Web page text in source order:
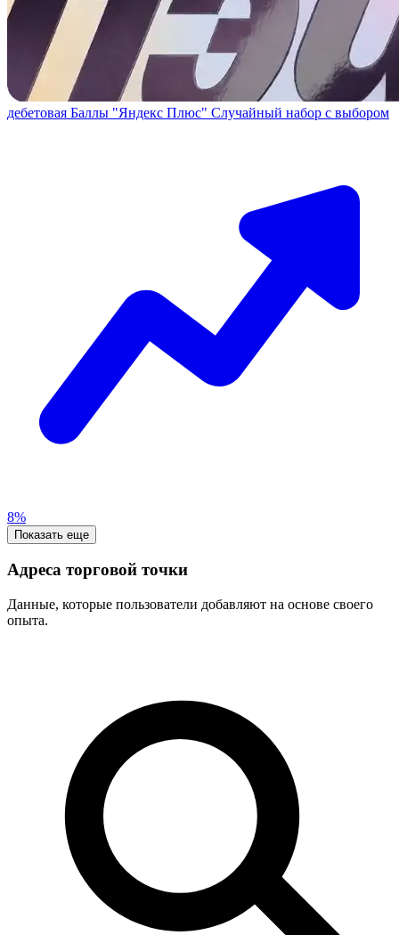
дебетовая Баллы "Яндекс Плюс" Случайный набор с выбором
8%
Показать еще
Адреса торговой точки
Данные, которые пользователи добавляют на основе своего
опыта.